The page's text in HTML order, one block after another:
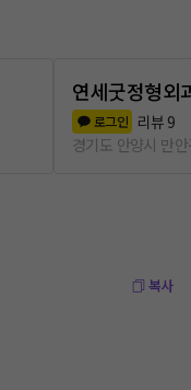
연세굿정형외
로그인 리뷰 9
경기도 안양시 만
복사